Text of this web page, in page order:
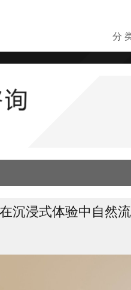
分
沉浸式体验中自然